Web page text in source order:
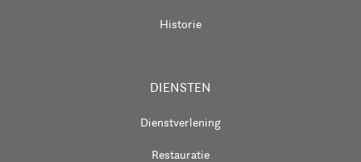
Historie
DIENSTEN
Dienstverlening
Restauratie